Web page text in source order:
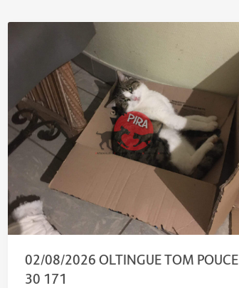
02/08/2026 OLTINGUE TOM POUCE
30 171